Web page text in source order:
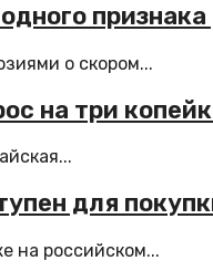
о скором...
на три
для
на российском...